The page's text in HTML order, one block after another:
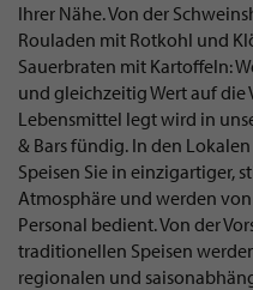
Ihrer Nähe. Von der
Rouladen mit Rotkohl und
Sauerbraten mit Kartoffeln:
und gleichzeitig Wert auf
Lebensmittel legt wird in
& Bars fündig. In den
Speisen Sie in einzigartiger,
Atmosphäre und werden
Personal bedient. Von der
traditionellen Speisen
regionalen und